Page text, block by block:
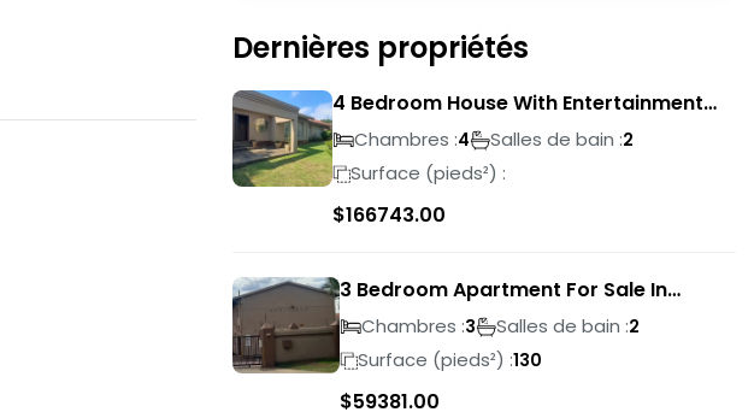
Dernières propriétés
4 Bedroom House With Entertainment
Area In Randhart
Chambres :4 Salles de bain :2
Surface (pieds²) :
$166743.00
3 Bedroom Apartment For Sale In
Verwoerdpark
Chambres :3 Salles de bain :2
Surface (pieds²) :130
$59381.00